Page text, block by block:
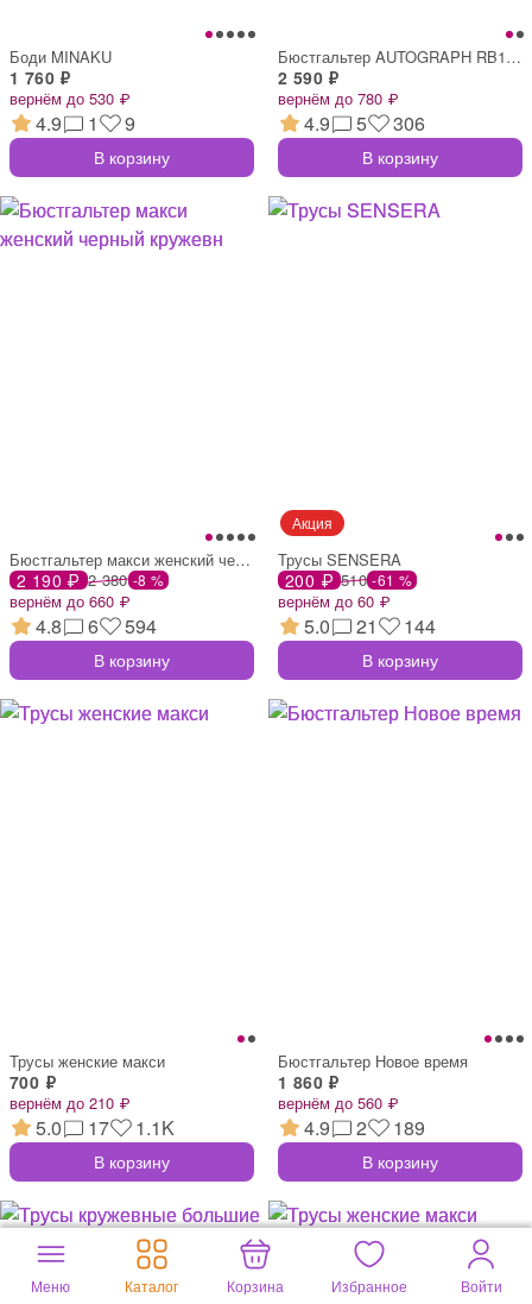
Боди MINAKU
1 760 ₽
вернём до 530 ₽
4.9 1 9
В корзину
Бюстгальтер AUTOGRAPH RB1178
2 590 ₽
вернём до 780 ₽
4.9 5 306
В корзину
Бюстгальтер макси женский черный кружевн
2 190 ₽ 2 380 -8 %
вернём до 660 ₽
4.8 6 594
В корзину
Трусы SENSERA
200 ₽ 510 -61 %
вернём до 60 ₽
5.0 21 144
В корзину
Трусы женские макси
700 ₽
вернём до 210 ₽
5.0 17 1.1K
В корзину
Бюстгальтер Новое время
1 860 ₽
вернём до 560 ₽
4.9 2 189
В корзину
Меню Каталог Корзина Избранное Войти